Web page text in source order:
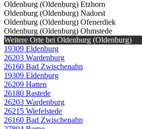
Oldenburg (Oldenburg) Etzhorn
Oldenburg (Oldenburg) Nadorst
Oldenburg (Oldenburg) Ofenerdiek
Oldenburg (Oldenburg) Ohmstede
Weitere Orte bei Oldenburg (Oldenburg)
19309 Eldenburg
26203 Wardenburg
26160 Bad Zwischenahn
19309 Eldenburg
26209 Hatten
26180 Rastede
26203 Wardenburg
26215 Wiefelstede
26160 Bad Zwischenahn